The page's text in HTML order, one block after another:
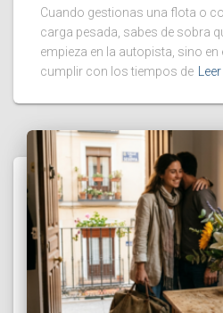
Cuando gestionas una flota o
carga pesada, sabes de sobra
empieza en la autopista, sino
cumplir con los tiempos de